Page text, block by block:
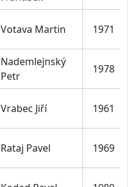
Votava Martin 1971
Nademlejnský
Petr
1978
Vrabec Jiří 1961
Rataj Pavel 1969